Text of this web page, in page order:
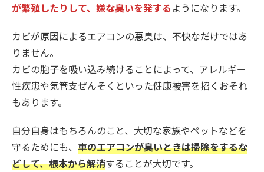
が繁殖したりして、嫌な臭いを発するようになります。
カビが原因によるエアコンの悪臭は、不快なだけではあ
りません。
カビの胞子を吸い込み続けることによって、アレルギー
性疾患や気管支ぜんそくといった健康被害を招くおそれ
もあります。
自分自身はもちろんのこと、大切な家族やペットなどを
守るためにも、 車のエアコンが臭いときは掃除をするな
どして、根本から解消することが大切です。